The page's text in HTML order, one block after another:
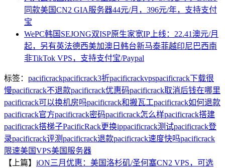
同款美国CN2 GIA服务器44元/月，396元/年，支持支付
宝
WePC韩国SEJONG双ISP原生家宽IP上线：22.41澳元/月
起，另有英法德西美加澳日韩台新马泰菲越印尼巴西南
非TikTok VPS，支持支付宝/Paypal
标签： pacificrackpacificrack3折pacificrackvpspacificrack下载很
慢pacificrack不退款pacificrack优惠码pacificrack取消后钱在哪里
pacificrack可以换机房吗pacificrack和搬瓦工pacificrack如何退款
pacificrack官方pacificrack密码pacificrack怎么样pacificrack搭建
pacificrack搭梯子PacificRack更换ippacificrack测试pacificrack登
录pacificrack评测pacificrack退款pacificrack速度快吗pacificrack
限速美国VPS美国服务器
【上篇】 iON三月优惠：美国洛杉矶/圣何塞CN2 VPS，可选